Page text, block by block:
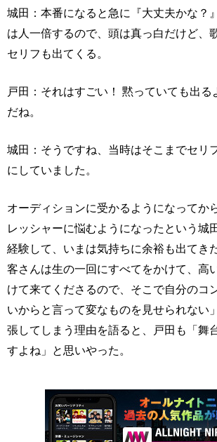
城田：本番になると急に『大丈夫かな？
は人一倍するので、頭は真っ白だけど、
セリフも出てくる。
戸田：それはすごい！ 黙っていても出る
だね。
城田：そうですね、当時はそこまでセリ
にしていました。
オーディションに受かるようになってか
レッシャーに悩むようになったという城
経験して、いまは気持ちに余裕も出てき
客さんは生の一回にすべてをかけて、高
けて来てくださるので、そこで自分のコ
いからと言って変なものを見せられない
張してしまう理由を語ると、戸田も「舞
すよね」と思いやった。